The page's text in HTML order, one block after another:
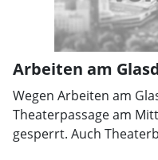
Arbeiten am
Wegen Arbeiten am
Theaterpassage am
gesperrt. Auch